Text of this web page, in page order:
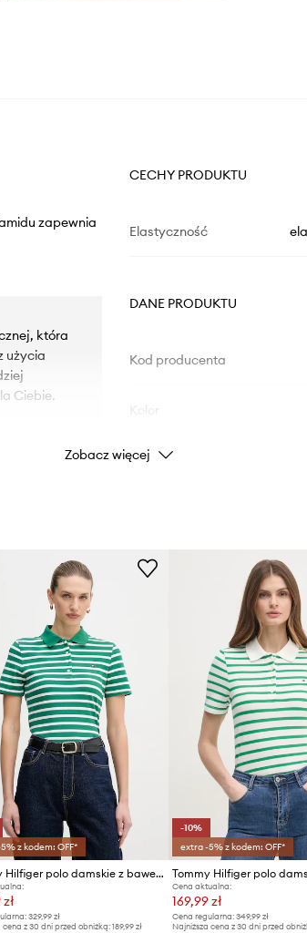
zapewnia
która
użycia
Ciebie.
CECHY PRODUKTU
Elastyczność
DANE PRODUKTU
Kod producenta
Marka
Zobacz więcej
z kodem: OFF*
Tommy Hilfiger polo damskie z bawełną
329,99 zł
cena z 30 dni przed obniżką: 189,99 zł
-10%
extra -5% z kodem: OFF*
Cena aktualna:
169,99 zł
Cena regularna: 349,99 zł
Najniższa cena z 30 dni przed